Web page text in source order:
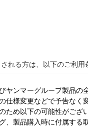
れる方は、以下のご利